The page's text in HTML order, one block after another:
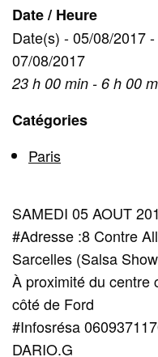
Date / Heure
Date(s) - 05/08/2017 -
07/08/2017
23 h 00 min - 6 h 00
Catégories
Paris
SAMEDI 05 AOUT
#Adresse :8 Contre
Sarcelles (Salsa
À proximité du centre
côté de Ford
#Infosrésa
DARIO.G